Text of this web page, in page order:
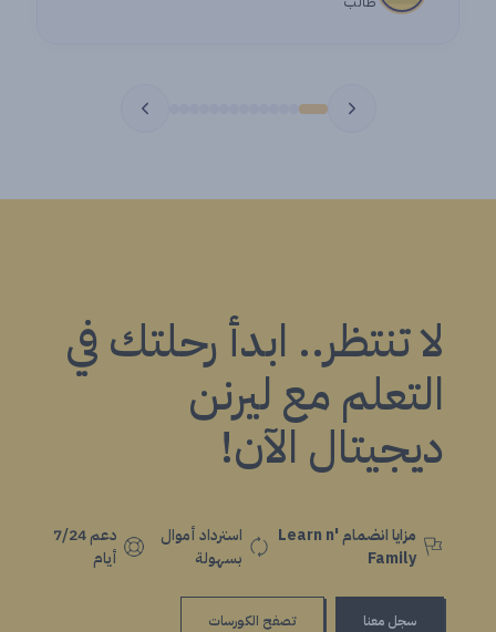
لا تنتظر.. ابدأ رحلتك في
التعلم مع ليرنن
ديجيتال الآن!
مزايا انضمام Learn n'
Family
استرداد أموال
بسهولة
دعم 7/24
أيام
سجل معنا تصفح الكورسات